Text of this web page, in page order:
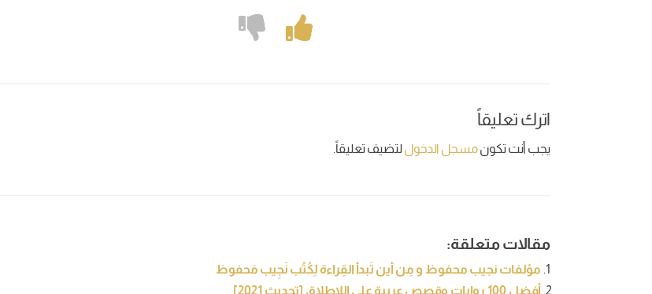
اترك تعليقاً
يجب أنت تكونمسجل الدخوللتضيف تعليقاً.
مقالات متعلقة:
مؤلفات نجيب محفوظ و مِن أين تَبدأ القِراءة لِكُتُب نَجِيب مَحفوظ
أفضل 100 روايات وقصص عربية على اللإطلاق [تحديث 2021]